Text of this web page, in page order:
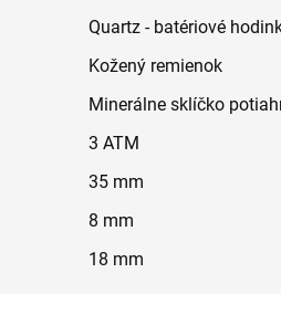
Quartz - batériové
Kožený remienok
Minerálne sklíčko
3 ATM
35 mm
8 mm
18 mm